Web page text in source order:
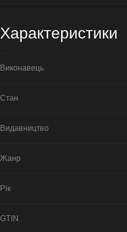
Характеристики
Виконавець
Стан
Видавництво
Жанр
Рік
GTIN